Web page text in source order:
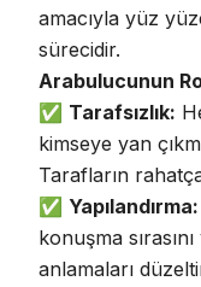
amacıyla yüz
sürecidir.
Arabulucunun
✅ Tarafsızlık:
kimseye yan
Tarafların
✅ Yapılandırma:
konuşma
anlamaları